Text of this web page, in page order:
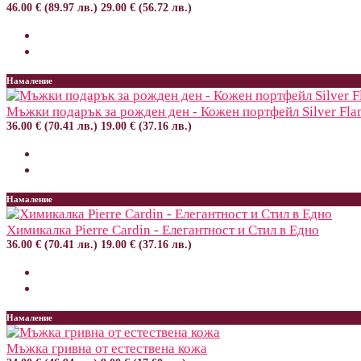
46.00 € (89.97 лв.) 29.00 € (56.72 лв.)
Намаление
Мъжки подарък за рожден ден - Кожен портфейл Silver
36.00 € (70.41 лв.) 19.00 € (37.16 лв.)
Намаление
Химикалка Pierre Cardin - Елегантност и Стил в Едно
36.00 € (70.41 лв.) 19.00 € (37.16 лв.)
Намаление
Мъжка гривна от естествена кожа